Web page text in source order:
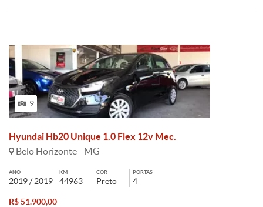
9
Hyundai Hb20 Unique 1.0 Flex 12v Mec.
Belo Horizonte - MG
ANO
2019 / 2019
KM
44963
COR
Preto
PORTAS
4
R$ 51.900,00